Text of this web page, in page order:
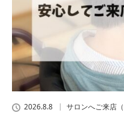
2026.8.8 サロンへご来店（